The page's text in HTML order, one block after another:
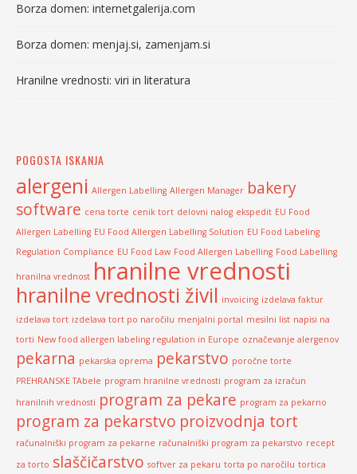
Borza domen: internetgalerija.com
Borza domen: menjaj.si, zamenjam.si
Hranilne vrednosti: viri in literatura
POGOSTA ISKANJA
alergeni Allergen Labelling Allergen Manager bakery
software cena torte cenik tort delovni nalog ekspedit EU Food
Allergen Labelling EU Food Allergen Labelling Solution EU Food Labeling
Regulation Compliance EU Food Law Food Allergen Labelling Food Labelling
hranilna vrednost hranilne vrednosti
hranilne vrednosti živil invoicing izdelava faktur
izdelava tort izdelava tort po naročilu menjalni portal mesilni list napisi na
torti New food allergen labeling regulation in Europe označevanje alergenov
pekarna pekarska oprema pekarstvo poročne torte
PREHRANSKE TAbele program hranilne vrednosti program za izračun
hranilnih vrednosti program za pekare program za pekarno
program za pekarstvo proizvodnja tort
računalniški program za pekarne računalniški program za pekarstvo recept
za torto slaščičarstvo softver za pekaru torta po naročilu tortica